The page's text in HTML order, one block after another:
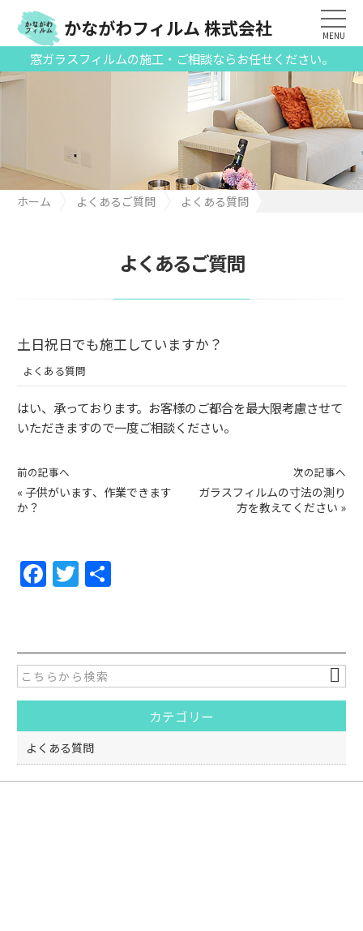
窓ガラスフィルムの施工・ご相談ならお任せください。
かながわフィルム 株式会社 MENU
ホーム よくあるご質問
よくある質問
よくあるご質問
土日祝日でも施工していますか？
よくある質問
はい、承っております。お客様のご都合を最大限考慮させて
いただきますので一度ご相談ください。
前の記事へ
« 子供がいます、作業できます
か？
次の記事へ
ガラスフィルムの寸法の測り
方を教えてください »
F
a
e
b
o
o
k
T
w
er
カテゴリー
よくある質問